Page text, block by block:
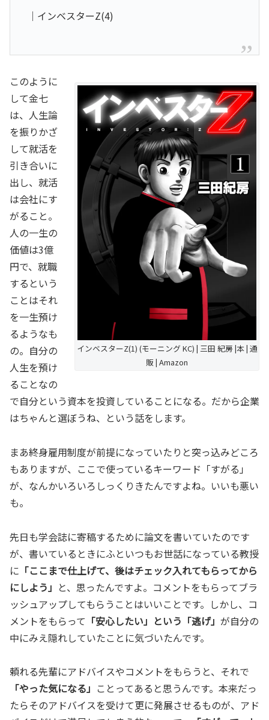
｜インベスターZ(4)
インベスターZ(1) (モーニング KC) | 三田 紀房 |本 | 通
販 | Amazon
このように
して金七
は、人生論
を振りかざ
して就活を
引き合いに
出し、就活
は会社にす
がること。
人の一生の
価値は3億
円で、就職
するという
ことはそれ
を一生預け
るようなも
の。自分の
人生を預け
ることなの
で自分という資本を投資していることになる。だから企業
はちゃんと選ぼうね、という話をします。
まあ終身雇用制度が前提になっていたりと突っ込みどころ
もありますが、ここで使っているキーワード「すがる」
が、なんかいろいろしっくりきたんですよね。いいも悪い
も。
先日も学会誌に寄稿するために論文を書いていたのです
が、書いているときにふといつもお世話になっている教授
に 「ここまで仕上げて、後はチェック入れてもらってから
にしよう」 と、思ったんですよ。コメントをもらってブラ
ッシュアップしてもらうことはいいことです。しかし、コ
メントをもらって 「安心したい」という「逃げ」 が自分の
中にみえ隠れしていたことに気づいたんです。
頼れる先輩にアドバイスやコメントをもらうと、それで
「やった気になる」 ことってあると思うんです。本来だっ
たらそのアドバイスを受けて更に発展させるものが、アド